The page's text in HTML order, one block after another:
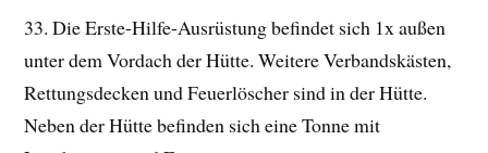
33. Die Erste-Hilfe-Ausrüstung befindet sich 1x außen
unter dem Vordach der Hütte. Weitere Verbandskästen,
Rettungsdecken und Feuerlöscher sind in der Hütte.
Neben der Hütte befinden sich eine Tonne mit